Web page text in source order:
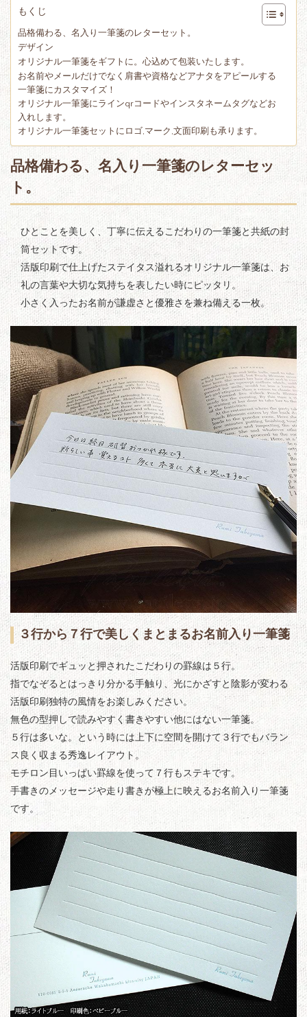
もくじ
品格備わる、名入り一筆箋のレターセット。
デザイン
オリジナル一筆箋をギフトに。心込めて包装いたします。
お名前やメールだけでなく肩書や資格などアナタをアピールする
一筆箋にカスタマイズ！
オリジナル一筆箋にラインqrコードやインスタネームタグなどお
入れします。
オリジナル一筆箋セットにロゴ,マーク,文面印刷も承ります。
品格備わる、名入り一筆箋のレターセッ
ト。
ひとことを美しく、丁寧に伝えるこだわりの一筆箋と共紙の封
筒セットです。
活版印刷で仕上げたステイタス溢れるオリジナル一筆箋は、お
礼の言葉や大切な気持ちを表したい時にピッタリ。
小さく入ったお名前が謙虚さと優雅さを兼ね備える一枚。
３行から７行で美しくまとまるお名前入り一筆箋
活版印刷でギュッと押されたこだわりの罫線は５行。
指でなぞるとはっきり分かる手触り、光にかざすと陰影が変わる
活版印刷独特の風情をお楽しみください。
無色の型押しで読みやすく書きやすい他にはない一筆箋。
５行は多いな。という時には上下に空間を開けて３行でもバラン
ス良く収まる秀逸レイアウト。
モチロン目いっぱい罫線を使って７行もステキです。
手書きのメッセージや走り書きが極上に映えるお名前入り一筆箋
です。